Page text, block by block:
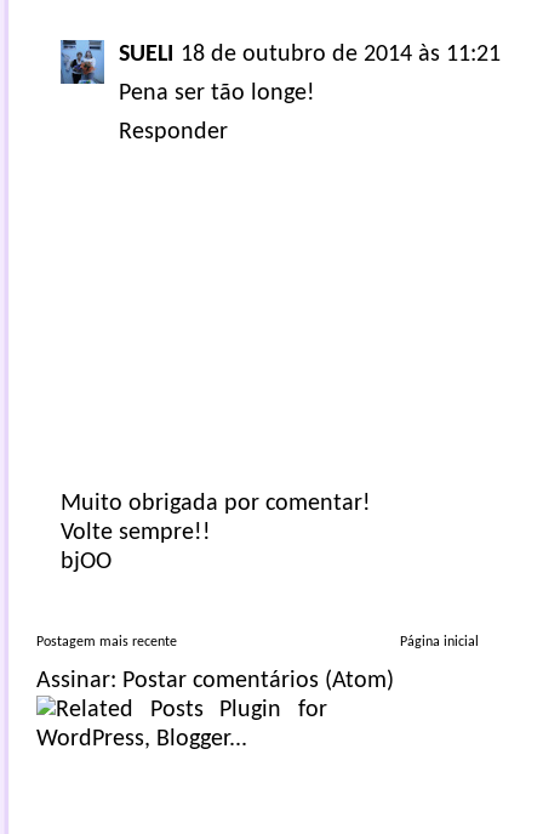
SUELI 18 de outubro de 2014 às 11:21
Pena ser tão longe!
Responder
Muito obrigada por comentar!
Volte sempre!!
bjOO
Postagem mais recente Página inicial
Assinar: Postar comentários (Atom)